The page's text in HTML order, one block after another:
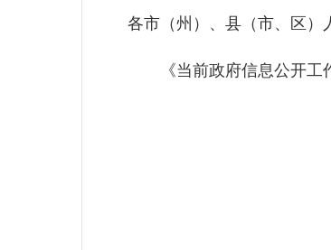
各市（州）、县（市、区）
《当前政府信息公开工作